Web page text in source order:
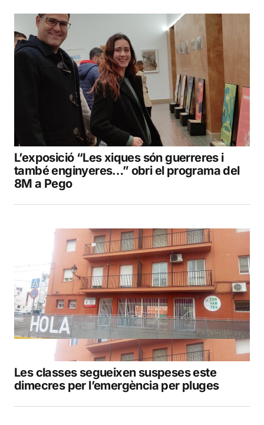
L’exposició “Les xiques són guerreres i
també enginyeres…” obri el programa del
8M a Pego
Les classes segueixen suspeses este
dimecres per l’emergència per pluges